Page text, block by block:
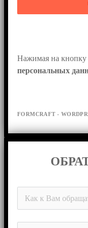
персональных
FORMCRAFT -